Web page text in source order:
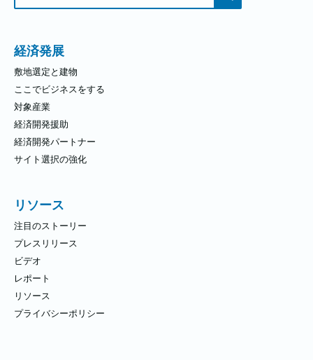
経済発展
敷地選定と建物
ここでビジネスをする
対象産業
経済開発援助
経済開発パートナー
サイト選択の強化
リソース
注目のストーリー
プレスリリース
ビデオ
レポート
リソース
プライバシーポリシー